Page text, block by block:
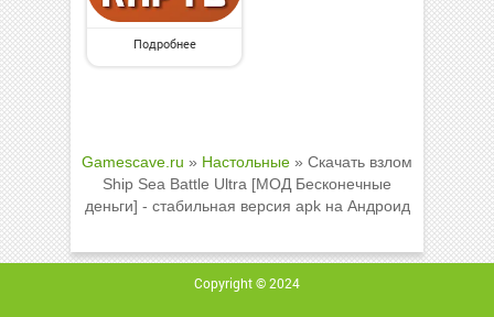
Подробнее
Gamescave.ru » Настольные » Скачать взлом
Ship Sea Battle Ultra [МОД Бесконечные
деньги] - стабильная версия apk на Андроид
Copyright © 2024